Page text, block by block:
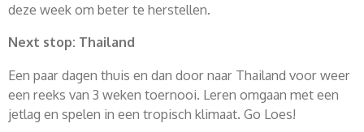
deze week om beter te herstellen.
Next stop: Thailand
Een paar dagen thuis en dan door naar Thailand voor weer
een reeks van 3 weken toernooi. Leren omgaan met een
jetlag en spelen in een tropisch klimaat. Go Loes!